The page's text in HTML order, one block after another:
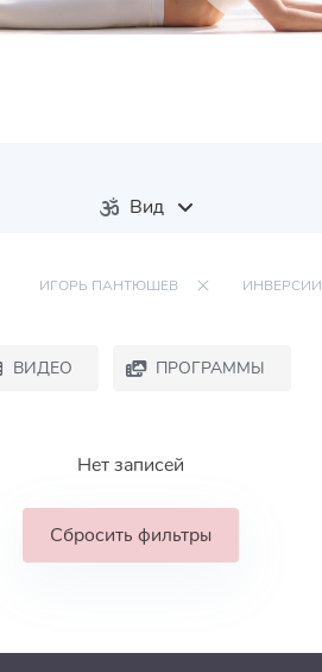
Вид
ИГОРЬ ПАНТЮШЕВ ИНВЕРСИИ
ВИДЕО ПРОГРАММЫ
Нет записей
Сбросить фильтры